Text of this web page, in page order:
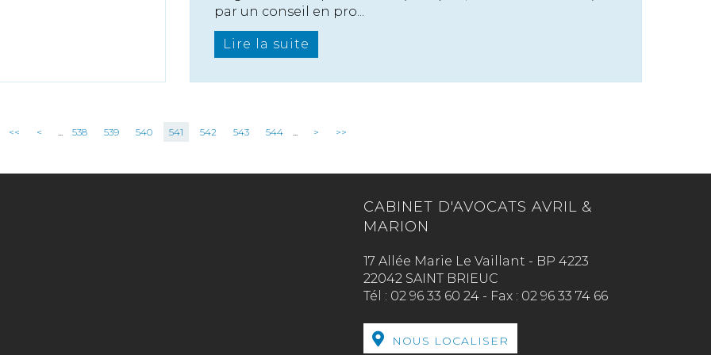
par un conseil en pro...
Lire la suite
<< < ... 538 539 540 541 542 543 544 ... > >>
CABINET D'AVOCATS AVRIL &
MARION
17 Allée Marie Le Vaillant - BP 4223
22042 SAINT BRIEUC
Tél : 02 96 33 60 24 - Fax : 02 96 33 74 66
NOUS LOCALISER